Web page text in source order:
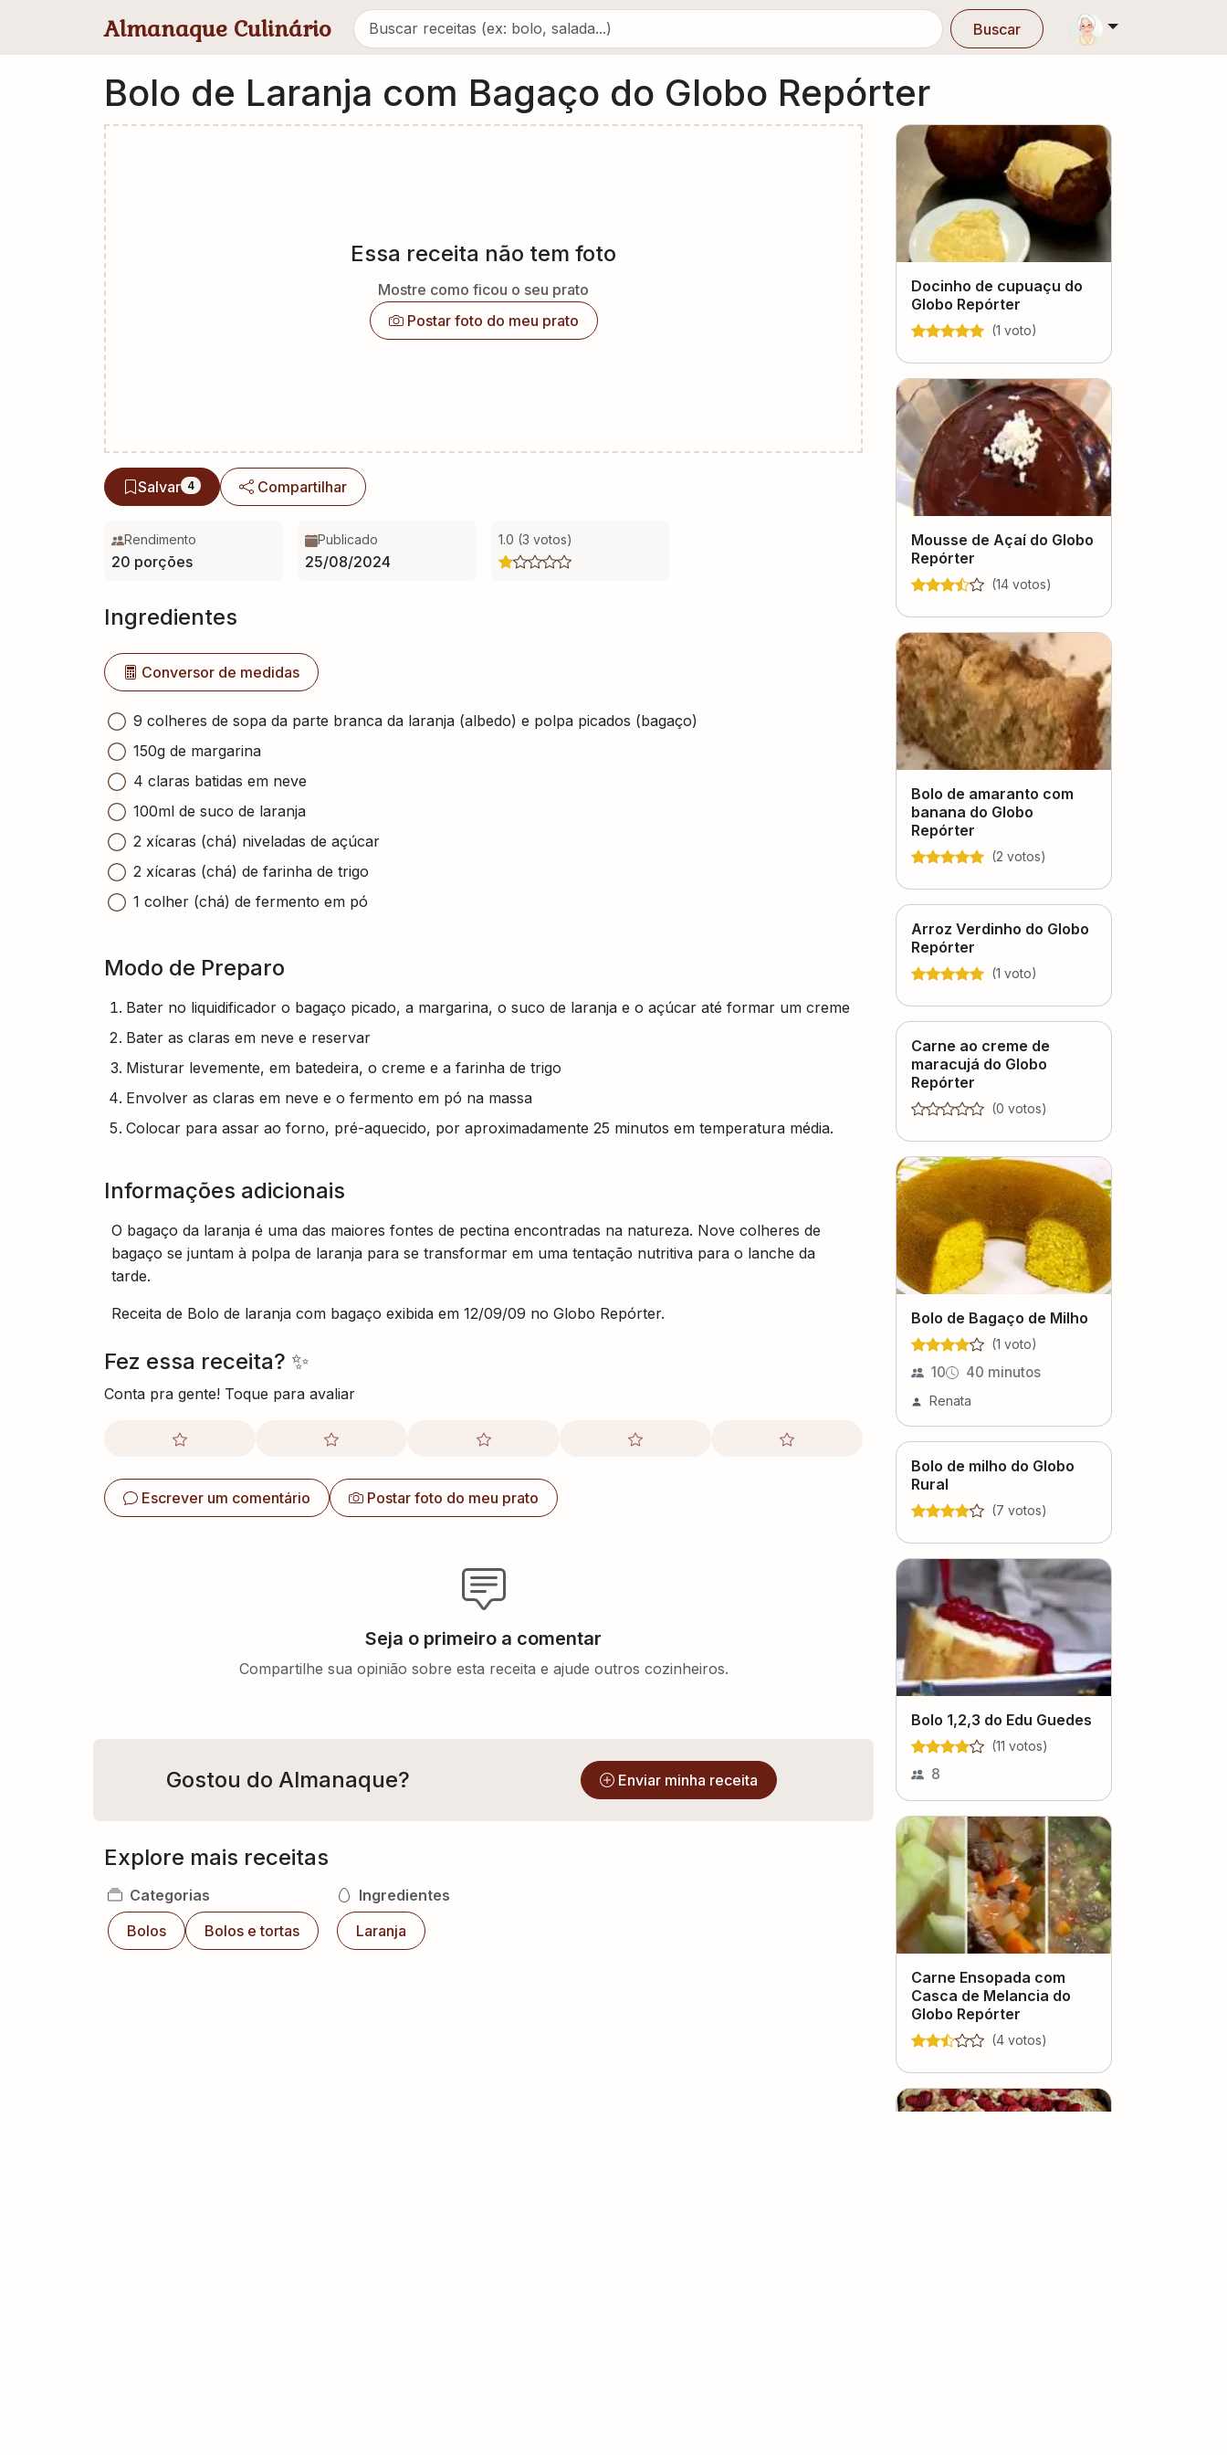
Almanaque Culinário Buscar
Bolo de Laranja com Bagaço do Globo Repórter
Essa receita não tem foto
Mostre como ficou o seu prato
Postar foto do meu prato
Salvar 4 Compartilhar
Rendimento
20 porções
Publicado
25/08/2024
1.0 (3 votos)
Ingredientes
Conversor de medidas
9 colheres de sopa da parte branca da laranja (albedo) e polpa picados (bagaço)
150g de margarina
4 claras batidas em neve
100ml de suco de laranja
2 xícaras (chá) niveladas de açúcar
2 xícaras (chá) de farinha de trigo
1 colher (chá) de fermento em pó
Modo de Preparo
Bater no liquidificador o bagaço picado, a margarina, o suco de laranja e o açúcar até formar um creme
Bater as claras em neve e reservar
Misturar levemente, em batedeira, o creme e a farinha de trigo
Envolver as claras em neve e o fermento em pó na massa
Colocar para assar ao forno, pré-aquecido, por aproximadamente 25 minutos em temperatura média.
Informações adicionais
O bagaço da laranja é uma das maiores fontes de pectina encontradas na natureza. Nove colheres de
bagaço se juntam à polpa de laranja para se transformar em uma tentação nutritiva para o lanche da
tarde.
Receita de Bolo de laranja com bagaço exibida em 12/09/09 no Globo Repórter.
Fez essa receita? ✨
Conta pra gente! Toque para avaliar
Escrever um comentário Postar foto do meu prato
Seja o primeiro a comentar
Compartilhe sua opinião sobre esta receita e ajude outros cozinheiros.
Gostou do Almanaque? Enviar minha receita
Explore mais receitas
Categorias
Bolos
Bolos e tortas
Ingredientes
Laranja
Docinho de cupuaçu do
Globo Repórter
(1 voto)
Mousse de Açaí do Globo
Repórter
(14 votos)
Bolo de amaranto com
banana do Globo
Repórter
(2 votos)
Arroz Verdinho do Globo
Repórter
(1 voto)
Carne ao creme de
maracujá do Globo
Repórter
(0 votos)
Bolo de Bagaço de Milho
(1 voto)
10 40 minutos
Renata
Bolo de milho do Globo
Rural
(7 votos)
Bolo 1,2,3 do Edu Guedes
(11 votos)
8
Carne Ensopada com
Casca de Melancia do
Globo Repórter
(4 votos)